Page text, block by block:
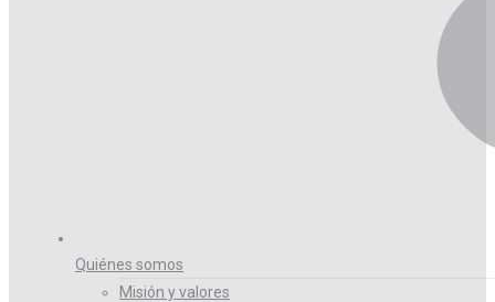
Quiénes somos
Misión y valores